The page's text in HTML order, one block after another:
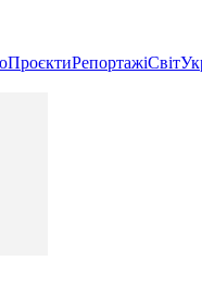
ПроєктиРепортажіСвіт